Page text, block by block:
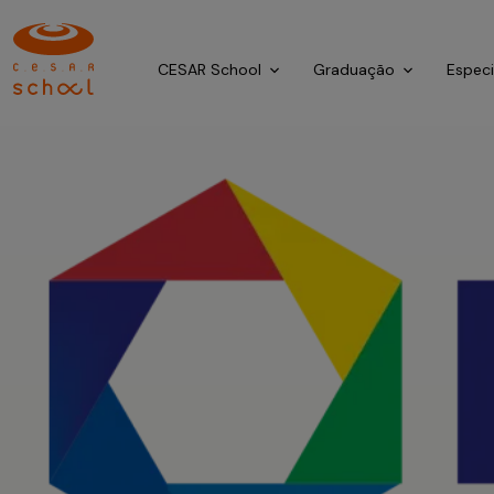
CESAR School Graduação